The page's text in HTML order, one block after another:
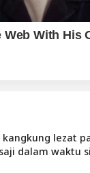
kangkung lezat
dalam waktu